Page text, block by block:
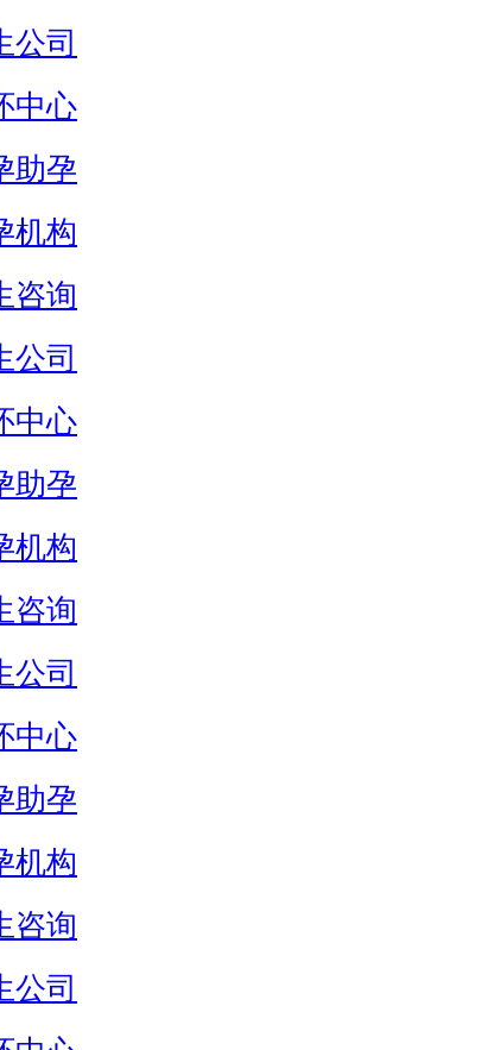
公司
中心
助孕
机构
咨询
公司
中心
助孕
机构
咨询
公司
中心
助孕
机构
咨询
公司